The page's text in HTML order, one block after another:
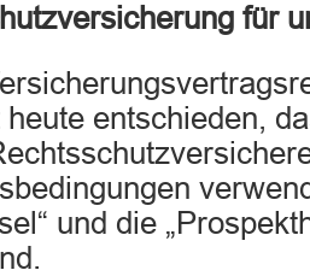
für
entschieden,
und die